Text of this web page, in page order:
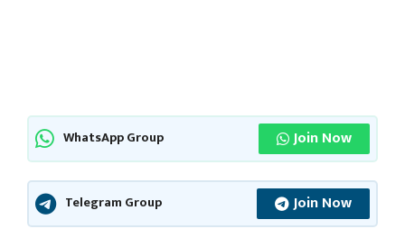
WhatsApp Group Join Now
Telegram Group Join Now